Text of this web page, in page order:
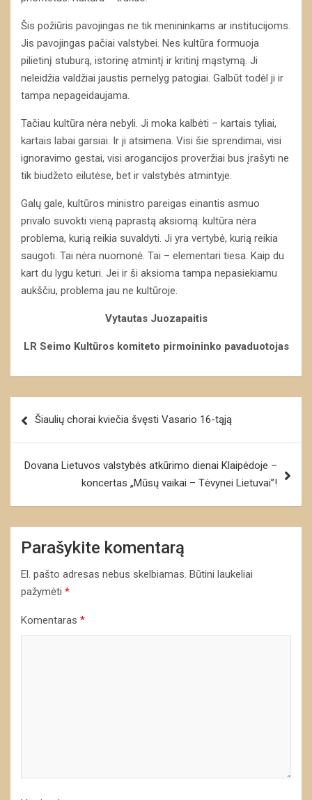
Šis požiūris pavojingas ne tik menininkams ar institucijoms.
Jis pavojingas pačiai valstybei. Nes kultūra formuoja
pilietinį stuburą, istorinę atmintį ir kritinį mąstymą. Ji
neleidžia valdžiai jaustis pernelyg patogiai. Galbūt todėl ji ir
tampa nepageidaujama.
Tačiau kultūra nėra nebyli. Ji moka kalbėti – kartais tyliai,
kartais labai garsiai. Ir ji atsimena. Visi šie sprendimai, visi
ignoravimo gestai, visi arogancijos proveržiai bus įrašyti ne
tik biudžeto eilutėse, bet ir valstybės atmintyje.
Galų gale, kultūros ministro pareigas einantis asmuo
privalo suvokti vieną paprastą aksiomą: kultūra nėra
problema, kurią reikia suvaldyti. Ji yra vertybė, kurią reikia
saugoti. Tai nėra nuomonė. Tai – elementari tiesa. Kaip du
kart du lygu keturi. Jei ir ši aksioma tampa nepasiekiamu
aukščiu, problema jau ne kultūroje.
Vytautas Juozapaitis
LR Seimo Kultūros komiteto pirmoininko pavaduotojas
tarpŠiaulių chorai kviečia švęsti Vasario 16-tąją
Dovana Lietuvos valstybės atkūrimo dienai Klaipėdoje –
koncertas „Mūsų vaikai – Tėvynei Lietuvai”!
Parašykite komentarą
El. pašto adresas nebus skelbiamas. Būtini laukeliai
pažymėti *
Komentaras *